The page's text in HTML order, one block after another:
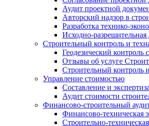
Аудит проектной
Авторский надзор в
Разработка технико-
Исходно-
Строительный контроль и
Геодезический контроль
Отзывы об услуге
Строительный контроль
Управление стоимостью
Составление и
Аудит стоимости
Финансово-строительный
Финансово-техническая
Строительно-